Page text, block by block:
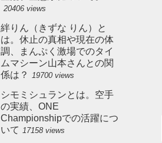
20406 views
絆りん（きずな りん）と
は。休止の真相や現在の体
調、まんぷく激場でのタイ
ムマシーン山本さんとの関
係は？ 19700 views
シモミシュランとは。空手
の実績、ONE
Championshipでの活躍につ
いて 17158 views